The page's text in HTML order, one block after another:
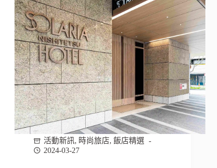
浪
潮
永
續
金
獎
「浮
雲
客
棧
KLOUD
HOTEL」
完
美
融
合
活動新訊, 時尚旅店, 飯店精選
2024-03-27